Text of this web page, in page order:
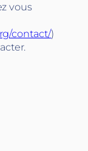
vous
contact/)